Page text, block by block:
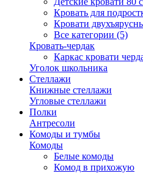
Кровать для
Кровати
Все категории (5)
Кровать-чердак
Каркас кровати
Уголок школьника
Стеллажи
Книжные стеллажи
Угловые стеллажи
Полки
Антресоли
Комоды и тумбы
Комоды
Белые комоды
Комод в прихожую